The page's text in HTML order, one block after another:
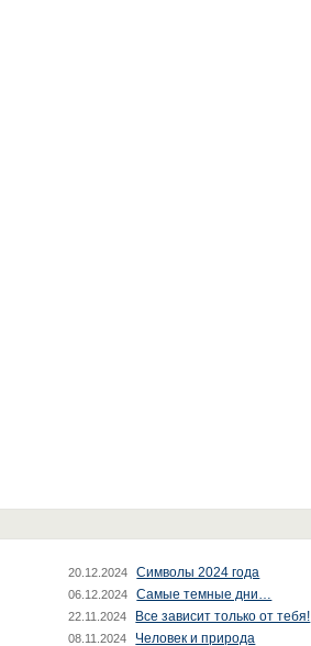
20.12.2024 Символы 2024 года
06.12.2024 Самые темные дни…
22.11.2024 Все зависит только от тебя!
08.11.2024 Человек и природа